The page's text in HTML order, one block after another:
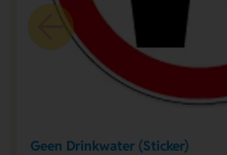
Geen Drinkwater (Sticker)